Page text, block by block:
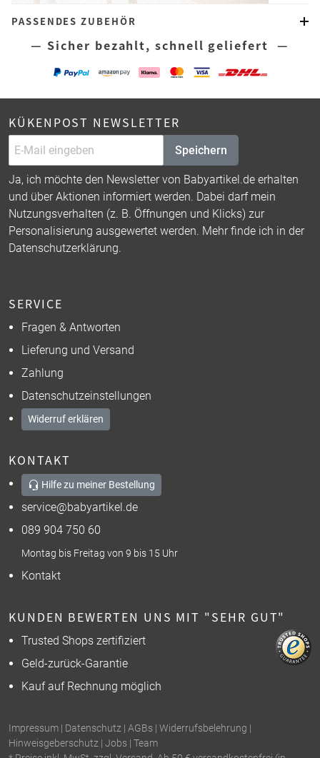
PASSENDES ZUBEHÖR
— Sicher bezahlt, schnell geliefert —
KÜKENPOST NEWSLETTER
Speichern
Ja, ich möchte den Newsletter von Babyartikel.de erhalten
und über Aktionen informiert werden. Dabei darf mein
Nutzungsverhalten (z. B. Öffnungen und Klicks) zur
Personalisierung ausgewertet werden. Mehr finde ich in der
Datenschutzerklärung.
SERVICE
Fragen & Antworten
Lieferung und Versand
Zahlung
Datenschutzeinstellungen
Widerruf erklären
KONTAKT
Hilfe zu meiner Bestellung
service@babyartikel.de
089 904 750 60
Montag bis Freitag von 9 bis 15 Uhr
Kontakt
KUNDEN BEWERTEN UNS MIT "SEHR GUT"
Trusted Shops zertifiziert
Geld-zurück-Garantie
Kauf auf Rechnung möglich
Impressum | Datenschutz | AGBs | Widerrufsbelehrung |
Hinweisgeberschutz | Jobs | Team